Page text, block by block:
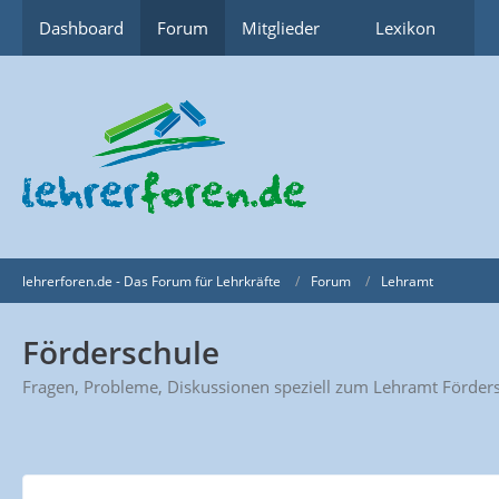
Dashboard Forum Mitglieder Lexikon
lehrerforen.de - Das Forum für Lehrkräfte Forum Lehramt
Förderschule
Fragen, Probleme, Diskussionen speziell zum Lehramt